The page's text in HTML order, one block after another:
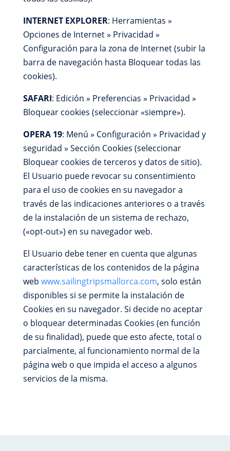
INTERNET EXPLORER: Herramientas »
Opciones de Internet » Privacidad »
Configuración para la zona de Internet (subir la
barra de navegación hasta Bloquear todas las
cookies).
SAFARI: Edición » Preferencias » Privacidad »
Bloquear cookies (seleccionar «siempre»).
OPERA 19: Menú » Configuración » Privacidad y
seguridad » Sección Cookies (seleccionar
Bloquear cookies de terceros y datos de sitio).
El Usuario puede revocar su consentimiento
para el uso de cookies en su navegador a
través de las indicaciones anteriores o a través
de la instalación de un sistema de rechazo,
(«opt-out») en su navegador web.
El Usuario debe tener en cuenta que algunas
características de los contenidos de la página
web www.sailingtripsmallorca.com, solo están
disponibles si se permite la instalación de
Cookies en su navegador. Si decide no aceptar
o bloquear determinadas Cookies (en función
de su finalidad), puede que esto afecte, total o
parcialmente, al funcionamiento normal de la
página web o que impida el acceso a algunos
servicios de la misma.